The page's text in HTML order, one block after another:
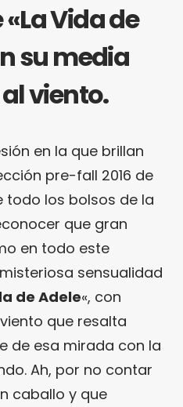
Vida de
su media
viento.
en la que brillan
pre-fall 2016 de
todo los bolsos de la
que gran
en todo este
sensualidad
de Adele«, con
que resalta
de esa mirada con la
Ah, por no contar
caballo y que